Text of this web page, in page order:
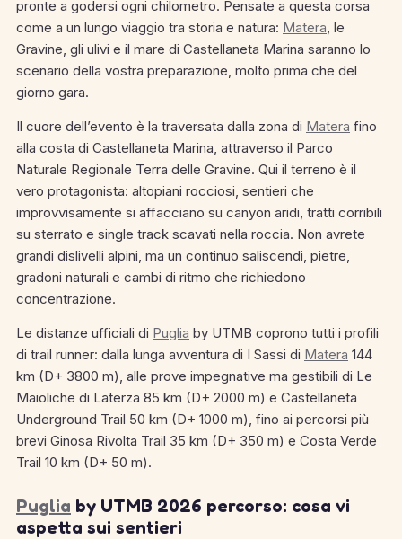
pronte a godersi ogni chilometro. Pensate a questa corsa
come a un lungo viaggio tra storia e natura: Matera, le
Gravine, gli ulivi e il mare di Castellaneta Marina saranno lo
scenario della vostra preparazione, molto prima che del
giorno gara.
Il cuore dell’evento è la traversata dalla zona di Matera fino
alla costa di Castellaneta Marina, attraverso il Parco
Naturale Regionale Terra delle Gravine. Qui il terreno è il
vero protagonista: altopiani rocciosi, sentieri che
improvvisamente si affacciano su canyon aridi, tratti corribili
su sterrato e single track scavati nella roccia. Non avrete
grandi dislivelli alpini, ma un continuo saliscendi, pietre,
gradoni naturali e cambi di ritmo che richiedono
concentrazione.
Le distanze ufficiali di Puglia by UTMB coprono tutti i profili
di trail runner: dalla lunga avventura di I Sassi di Matera 144
km (D+ 3800 m), alle prove impegnative ma gestibili di Le
Maioliche di Laterza 85 km (D+ 2000 m) e Castellaneta
Underground Trail 50 km (D+ 1000 m), fino ai percorsi più
brevi Ginosa Rivolta Trail 35 km (D+ 350 m) e Costa Verde
Trail 10 km (D+ 50 m).
Puglia by UTMB 2026 percorso: cosa vi
aspetta sui sentieri